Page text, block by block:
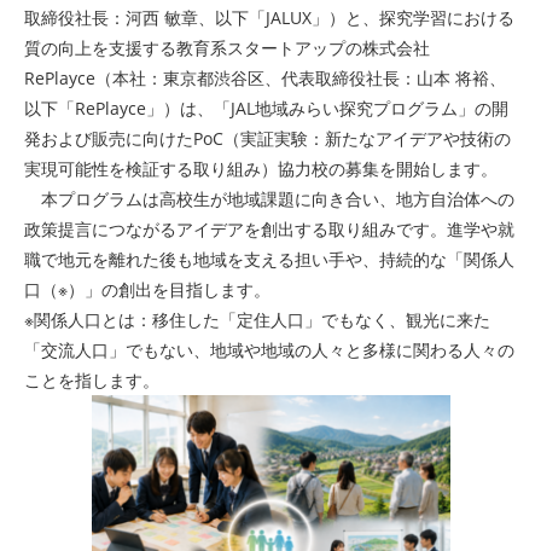
取締役社長：河西 敏章、以下「JALUX」）と、探究学習における
質の向上を支援する教育系スタートアップの株式会社
RePlayce（本社：東京都渋谷区、代表取締役社長：山本 将裕、
以下「RePlayce」）は、「JAL地域みらい探究プログラム」の開
発および販売に向けたPoC（実証実験：新たなアイデアや技術の
実現可能性を検証する取り組み）協力校の募集を開始します。
本プログラムは高校生が地域課題に向き合い、地方自治体への
政策提言につながるアイデアを創出する取り組みです。進学や就
職で地元を離れた後も地域を支える担い手や、持続的な「関係人
口（※）」の創出を目指します。
※関係人口とは：移住した「定住人口」でもなく、観光に来た
「交流人口」でもない、地域や地域の人々と多様に関わる人々の
ことを指します。